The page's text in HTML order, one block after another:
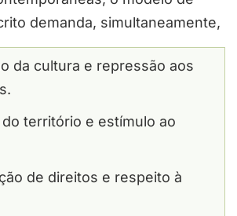
demanda, simultaneamente,
da cultura e repressão aos
território e estímulo ao
de direitos e respeito à